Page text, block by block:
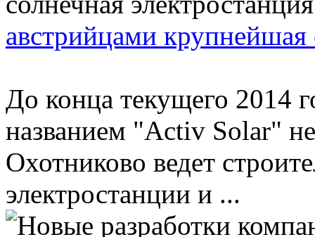
австрийцами крупнейшая
До конца текущего 2014
названием "Activ Solar"
Охотниково ведет
электростанции и ...